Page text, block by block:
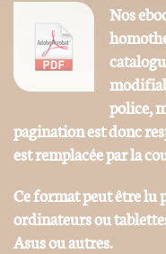
Nos
police,
pagination est donc
est remplacée par la
Ce format peut être lu
ordinateurs ou
Asus ou autres.